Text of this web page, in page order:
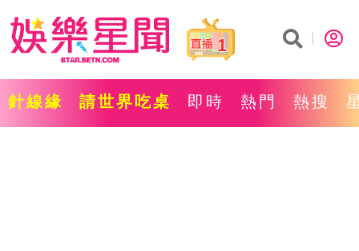
1
針線緣 請世界吃桌 即時 熱門 熱搜